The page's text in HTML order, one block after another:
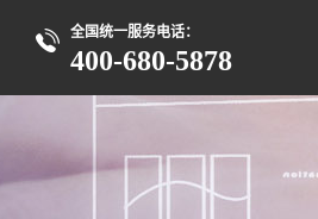
全国统一服务电话：
400-680-5878